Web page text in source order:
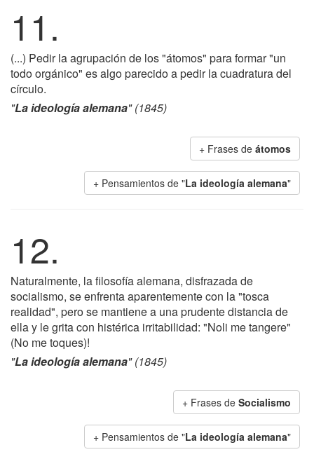
11.
(...) Pedir la agrupación de los "átomos" para formar "un
todo orgánico" es algo parecido a pedir la cuadratura del
círculo.
"La ideología alemana" (1845)
+ Frases de átomos
+ Pensamientos de "La ideología alemana"
12.
Naturalmente, la filosofía alemana, disfrazada de
socialismo, se enfrenta aparentemente con la "tosca
realidad", pero se mantiene a una prudente distancia de
ella y le grita con histérica irritabilidad: "Noli me tangere"
(No me toques)!
"La ideología alemana" (1845)
+ Frases de Socialismo
+ Pensamientos de "La ideología alemana"